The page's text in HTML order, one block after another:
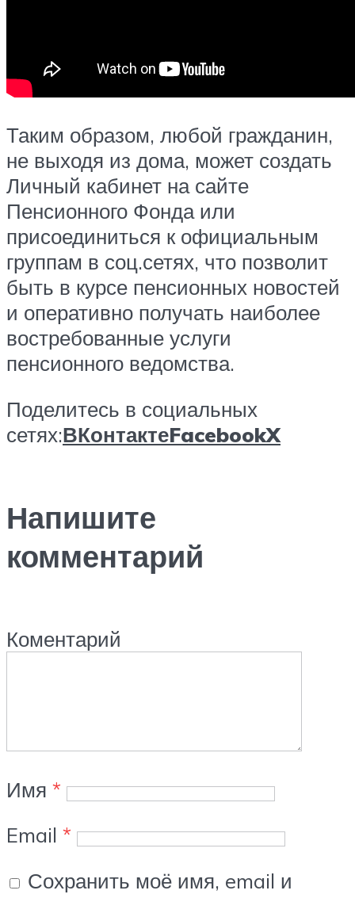
Таким образом, любой гражданин,
не выходя из дома, может создать
Личный кабинет на сайте
Пенсионного Фонда или
присоединиться к официальным
группам в соц.сетях, что позволит
быть в курсе пенсионных новостей
и оперативно получать наиболее
востребованные услуги
пенсионного ведомства.
Поделитесь в социальных
сетях:ВКонтактеFacebookX
Напишите
комментарий
Коментарий
Имя *
Email *
Сохранить моё имя, email и